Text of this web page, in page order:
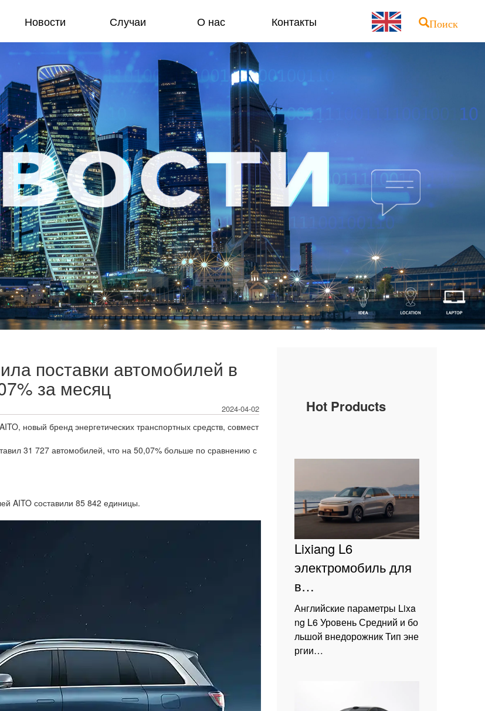
Новости Случаи О нас Контакты Поиск
поставки автомобилей в
за месяц
2024-04-02
новый бренд энергетических транспортных средств, совмест
31 727 автомобилей, что на 50,07% больше по сравнению с
AITO составили 85 842 единицы.
Hot Products
Lixiang L6
электромобиль для
в…
Английские параметры Lixa
ng L6 Уровень Средний и бо
льшой внедорожник Тип эне
ргии…